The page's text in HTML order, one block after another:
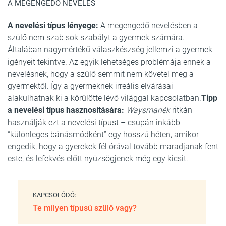
A MEGENGEDŐ NEVELÉS
A nevelési típus lényege: A megengedő nevelésben a
szülő nem szab sok szabályt a gyermek számára.
Általában nagymértékű válaszkészség jellemzi a gyermek
igényeit tekintve. Az egyik lehetséges problémája ennek a
nevelésnek, hogy a szülő semmit nem követel meg a
gyermektől. Így a gyermeknek irreális elvárásai
alakulhatnak ki a körülötte lévő világgal kapcsolatban.Tipp
a nevelési típus hasznosítására: Waysmanékritkán
használják ezt a nevelési típust – csupán inkább
“különleges bánásmódként” egy hosszú héten, amikor
engedik, hogy a gyerekek fél órával tovább maradjanak fent
este, és lefekvés előtt nyüzsögjenek még egy kicsit.
KAPCSOLÓDÓ:
Te milyen típusú szülő vagy?